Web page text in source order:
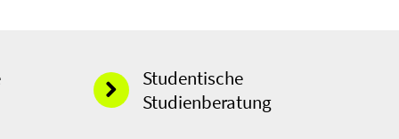
Studentische
Studienberatung